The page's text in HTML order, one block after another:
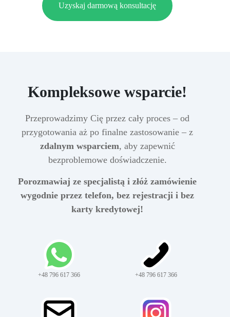
Uzyskaj darmową konsultację
Kompleksowe wsparcie!
Przeprowadzimy Cię przez cały proces – od
przygotowania aż po finalne zastosowanie – z
zdalnym wsparciem, aby zapewnić
bezproblemowe doświadczenie.
Porozmawiaj ze specjalistą i złóż zamówienie
wygodnie przez telefon, bez rejestracji i bez
karty kredytowej!
+48 796 617 366 +48 796 617 366